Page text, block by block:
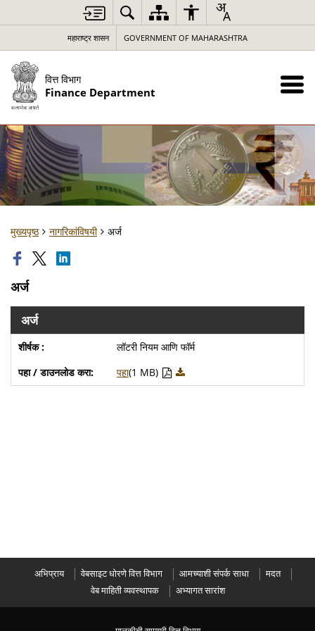
महाराष्ट्र शासन GOVERNMENT OF MAHARASHTRA
वित्त विभाग
Finance Department
मुख्यपृष्ठ नागरिकांविषयी अर्ज
अर्ज
अर्ज
लॉटरी नियम आणि फॉर्म
पहा(1 MB)
अभिप्राय वेबसाइट धोरणे वित्त विभाग आमच्याशी संपर्क साधा
मदत
वेब माहिती व्यवस्थापक
अभ्यागत सारांश